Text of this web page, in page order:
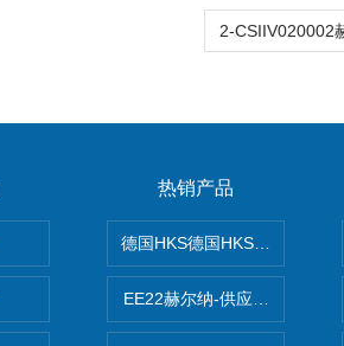
热销产品
德国HKS德国HKS液压旋转摆
EE22赫尔纳-供应